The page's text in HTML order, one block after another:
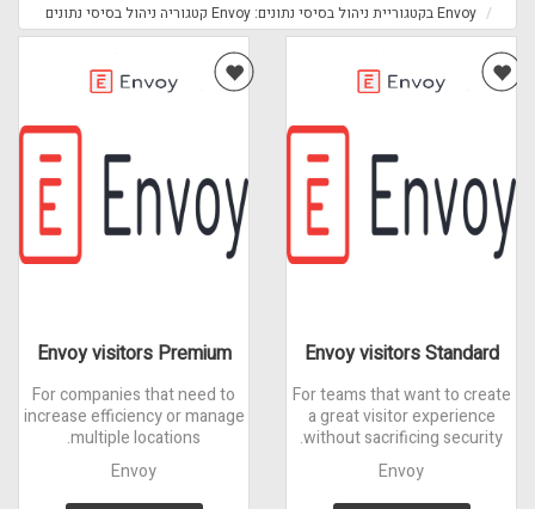
Envoy בקטגוריית ניהול בסיסי נתונים: Envoy קטגוריה ניהול בסיסי נתונים
Envoy visitors Standard
For teams that want to create
a great visitor experience
without sacrificing security.
Envoy
Envoy visitors Premium
For companies that need to
increase efficiency or manage
multiple locations.
Envoy